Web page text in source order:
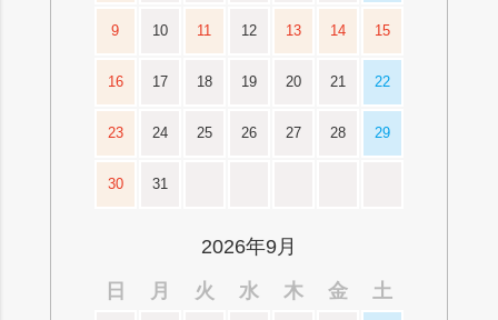
9 10 11 12 13 14 15
16 17 18 19 20 21 22
23 24 25 26 27 28 29
30 31
2026年9月
日
月 火 水 木 金 土